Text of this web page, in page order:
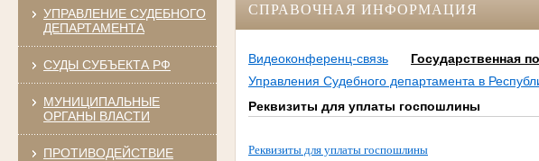
УПРАВЛЕНИЕ СУДЕБНОГО
ДЕПАРТАМЕНТА
СУДЫ СУБЪЕКТА РФ
МУНИЦИПАЛЬНЫЕ
ОРГАНЫ ВЛАСТИ
ПРОТИВОДЕЙСТВИЕ
СПРАВОЧНАЯ ИНФОРМАЦИЯ
Видеоконференц-связь Государственная
Управления Судебного департамента в
Реквизиты для уплаты госпошлины
Реквизиты для уплаты госпошлины